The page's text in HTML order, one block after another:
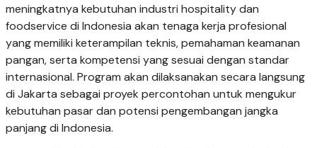
meningkatnya kebutuhan industri hospitality dan
foodservice di Indonesia akan tenaga kerja profesional
yang memiliki keterampilan teknis, pemahaman keamanan
pangan, serta kompetensi yang sesuai dengan standar
internasional. Program akan dilaksanakan secara langsung
di Jakarta sebagai proyek percontohan untuk mengukur
kebutuhan pasar dan potensi pengembangan jangka
panjang di Indonesia.